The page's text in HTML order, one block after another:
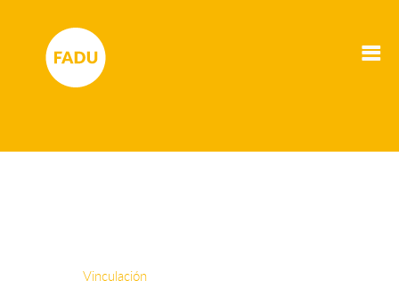
Vinculación